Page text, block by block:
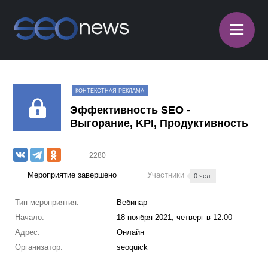
≡
КОНТЕКСТНАЯ РЕКЛАМА
Эффективность SEO -
Выгорание, KPI, Продуктивность
2280
Мероприятие завершено Участники 0 чел.
Тип мероприятия:
Вебинар
Начало:
18 ноября 2021, четверг в 12:00
Адрес:
Онлайн
Организатор:
seoquick